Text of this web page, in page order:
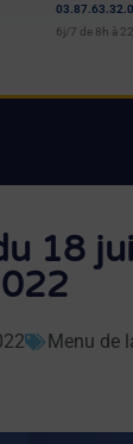
6j/7 de 8h à
18
Menu de